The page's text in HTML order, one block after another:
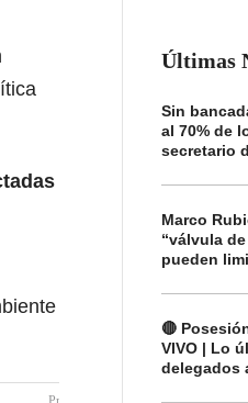
Últimas
Sin
al 70% de
secretario
Marco
“válvula
pueden
🔴
VIVO | Lo
delegados